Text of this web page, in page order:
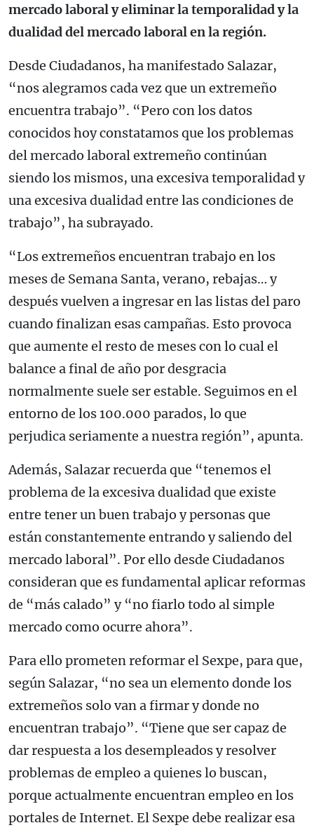
mercado laboral y eliminar la temporalidad y la
dualidad del mercado laboral en la región.
Desde Ciudadanos, ha manifestado Salazar,
“nos alegramos cada vez que un extremeño
encuentra trabajo”. “Pero con los datos
conocidos hoy constatamos que los problemas
del mercado laboral extremeño continúan
siendo los mismos, una excesiva temporalidad y
una excesiva dualidad entre las condiciones de
trabajo”, ha subrayado.
“Los extremeños encuentran trabajo en los
meses de Semana Santa, verano, rebajas… y
después vuelven a ingresar en las listas del paro
cuando finalizan esas campañas. Esto provoca
que aumente el resto de meses con lo cual el
balance a final de año por desgracia
normalmente suele ser estable. Seguimos en el
entorno de los 100.000 parados, lo que
perjudica seriamente a nuestra región”, apunta.
Además, Salazar recuerda que “tenemos el
problema de la excesiva dualidad que existe
entre tener un buen trabajo y personas que
están constantemente entrando y saliendo del
mercado laboral”. Por ello desde Ciudadanos
consideran que es fundamental aplicar reformas
de “más calado” y “no fiarlo todo al simple
mercado como ocurre ahora”.
Para ello prometen reformar el Sexpe, para que,
según Salazar, “no sea un elemento donde los
extremeños solo van a firmar y donde no
encuentran trabajo”. “Tiene que ser capaz de
dar respuesta a los desempleados y resolver
problemas de empleo a quienes lo buscan,
porque actualmente encuentran empleo en los
portales de Internet. El Sexpe debe realizar esa